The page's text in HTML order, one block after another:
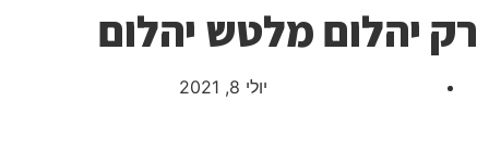
רק יהלום מלטש יהלום
יולי 8, 2021